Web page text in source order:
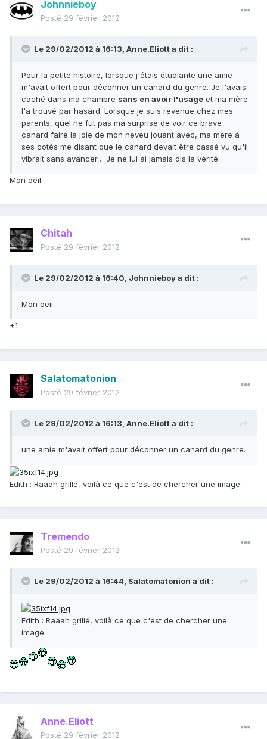
Johnnieboy
Posté 29 février 2012
Le 29/02/2012 à 16:13, Anne.Eliott a dit :
Pour la petite histoire, lorsque j'étais étudiante une amie
m'avait offert pour déconner un canard du genre. Je l'avais
caché dans ma chambre sans en avoir l'usage et ma mère
l'a trouvé par hasard. Lorsque je suis revenue chez mes
parents, quel ne fut pas ma surprise de voir ce brave
canard faire la joie de mon neveu jouant avec, ma mère à
ses cotés me disant que le canard devait être cassé vu qu'il
vibrait sans avancer… Je ne lui ai jamais dis la vérité.
Mon oeil.
Chitah
Posté 29 février 2012
Le 29/02/2012 à 16:40, Johnnieboy a dit :
Mon oeil.
+1
Salatomatonion
Posté 29 février 2012
Le 29/02/2012 à 16:13, Anne.Eliott a dit :
une amie m'avait offert pour déconner un canard du genre.
Edith : Raaah grillé, voilà ce que c'est de chercher une image.
Tremendo
Posté 29 février 2012
Le 29/02/2012 à 16:44, Salatomatonion a dit :
Edith : Raaah grillé, voilà ce que c'est de chercher une
image.
Anne.Eliott
Posté 29 février 2012